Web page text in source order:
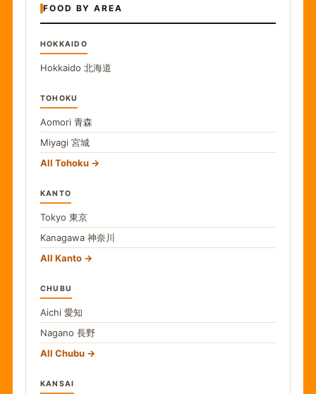
FOOD BY AREA
HOKKAIDO
Hokkaido 北海道
TOHOKU
Aomori 青森
Miyagi 宮城
All Tohoku
KANTO
Tokyo 東京
Kanagawa 神奈川
All Kanto
CHUBU
Aichi 愛知
Nagano 長野
All Chubu
KANSAI